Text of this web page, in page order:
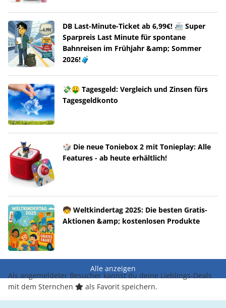
DB Last-Minute-Ticket ab 6,99€! 🚈 Super
Sparpreis Last Minute für spontane
Bahnreisen im Frühjahr &amp; Sommer
2026!🧳
💸🤑 Tagesgeld: Vergleich und Zinsen fürs
Tagesgeldkonto
🎲 Die neue Toniebox 2 mit Tonieplay: Alle
Features - ab heute erhältlich!
🧒 Weltkindertag 2025: Die besten Gratis-
Aktionen &amp; kostenlosen Produkte
Alle anzeigen
Als angemeldeter Besucher kannst du deine Lieblings-Deals
mit dem Sternchen
als Favorit speichern.